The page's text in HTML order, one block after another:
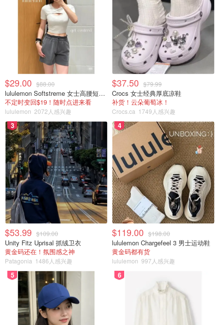
在供应中断的担忧下，国际原油价格在周一一度暴涨13%，
全球能源市场剧烈震荡。
03：澳央行紧急监控局势，利率可能受到影响
面对中东局势带来的连锁反应，澳洲央行已进入高度警戒状
态。
澳央行行长米歇尔·布洛克在《澳洲金融评论报》商业峰会
上表示，央行正密切关注中东局势的发展变化。
她指出，尽管长期通胀预期依旧稳定，但过去六个月内，短
期通胀预期已有所上升。央行通过调查数据、企业与社区沟
通机制以及金融市场指标，持续监测潜在风险。
布洛克分析称，此轮冲突可能会导致两种截然不同的经济局
$29.00 $88.00
lululemon Softstreme 女士高腰短裤 10cm
不定时变回$19！随时点进来看
lululemon 2072人感兴趣
$37.50 $79.99
Crocs 女士经典厚底凉鞋
补货！云朵葡萄冰！
Crocs.ca 1749人感兴趣
3
$53.99 $109.00
Unity Fitz Uprisal 抓绒卫衣
黄金码还在！氛围感之神
Patagonia 1486人感兴趣
4
$119.00 $198.00
lululemon Chargefeel 3 男士运动鞋
黄金码都有货
lululemon 997人感兴趣
5 6